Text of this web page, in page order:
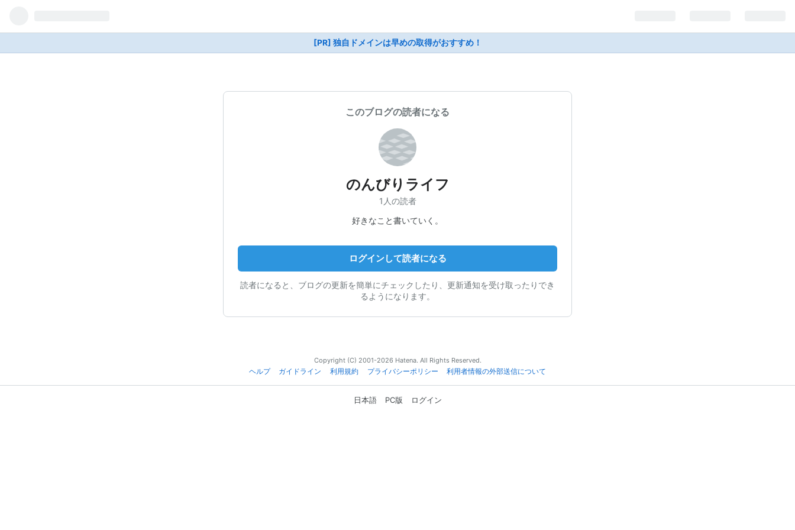
[PR] 独自ドメインは早めの取得がおすすめ！
このブログの読者になる
のんびりライフ
1人の読者
好きなこと書いていく。
ログインして読者になる
読者になると、ブログの更新を簡単にチェックしたり、更新通知を受け取ったりでき
るようになります。
Copyright (C) 2001-2026 Hatena. All Rights Reserved.
ヘルプ
ガイドライン 利用規約 プライバシーポリシー 利用者情報の外部送信について
日本語 PC版 ログイン